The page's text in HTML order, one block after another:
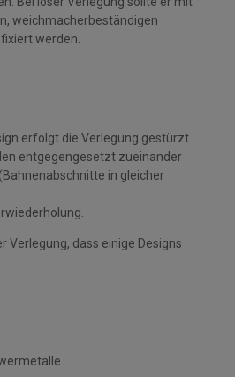
weichmacherbeständigen
werden.
erfolgt die Verlegung gestürzt
entgegengesetzt zueinander
in gleicher
Verlegung, dass einige Designs